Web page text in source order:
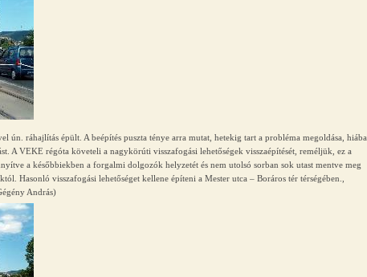
ún. ráhajlítás épült. A beépítés puszta ténye arra mutat, hetekig tart a probléma megoldása, hiába
A VEKE régóta követeli a nagykörúti visszafogási lehetőségek visszaépítését, reméljük, ez a
a későbbiekben a forgalmi dolgozók helyzetét és nem utolsó sorban sok utast mentve meg
Hasonló visszafogási lehetőséget kellene építeni a Mester utca – Boráros tér térségében.,
András)